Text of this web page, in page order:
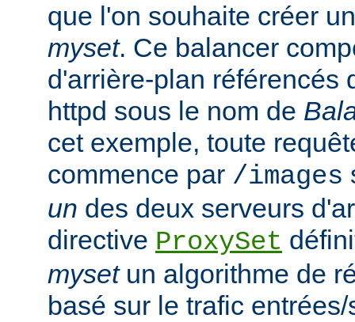
que l'on souhaite créer
myset. Ce balancer
d'arrière-plan référencés
httpd sous le nom de
cet exemple, toute
commence par /images
un des deux serveurs
directive ProxySet
mysetun algorithme de
basé sur le trafic